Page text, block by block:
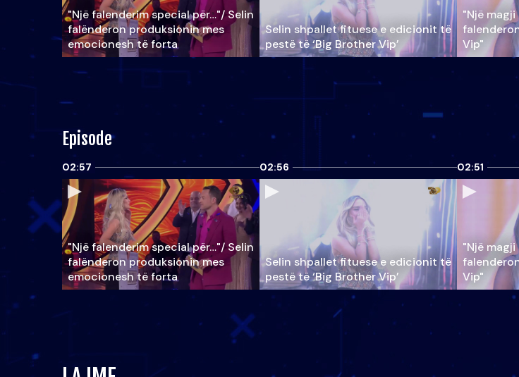
"Një falenderim special për…"/ Selin
falënderon produksionin mes
emocionesh të forta
Selin shpallet fituese e edicionit të
pestë të ‘Big Brother Vip’
"Një
Vip"
Episode
02:57
"Një falenderim special për…"/ Selin
falënderon produksionin mes
emocionesh të forta
02:56
Selin shpallet fituese e edicionit të
pestë të ‘Big Brother Vip’
02:51
"Një
Vip"